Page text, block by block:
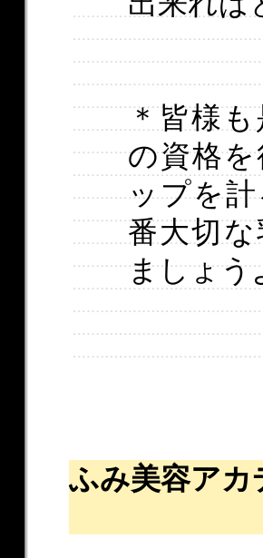
＊皆様
の資格
ップを
番大切
ましょう
ふみ美容アカ